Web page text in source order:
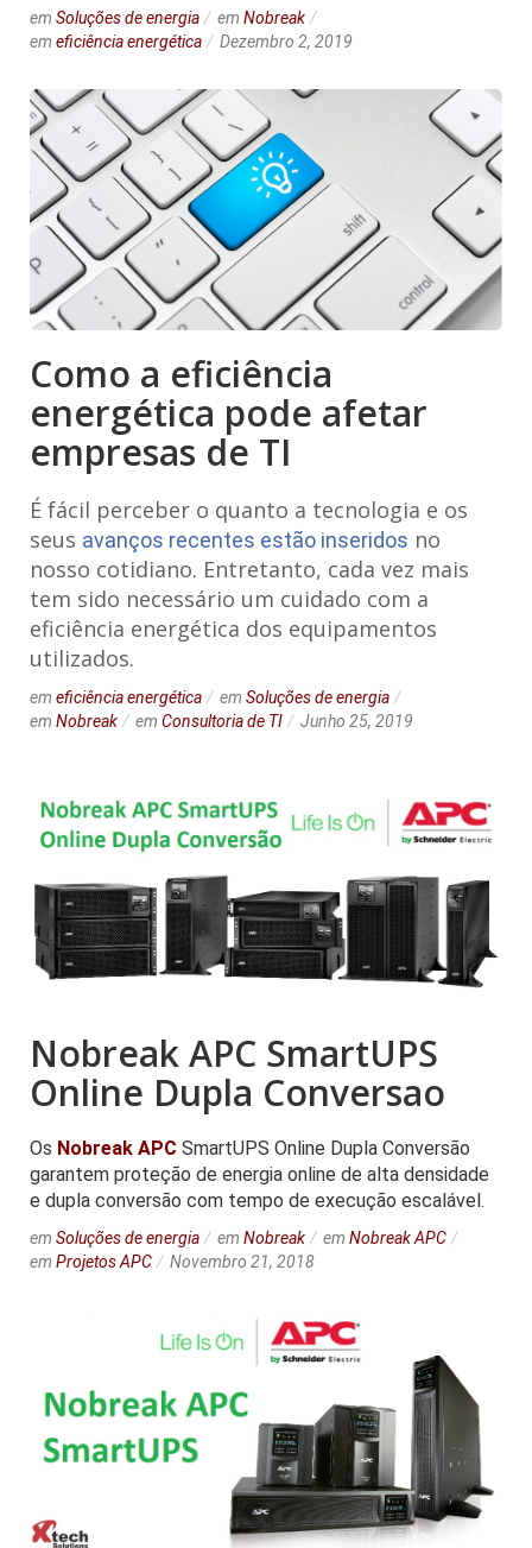
em Soluções de energia em Nobreak
em eficiência energética Dezembro 2, 2019
Como a eficiência
energética pode afetar
empresas de TI
É fácil perceber o quanto a tecnologia e os
seus avanços recentes estão inseridos no
nosso cotidiano. Entretanto, cada vez mais
tem sido necessário um cuidado com a
eficiência energética dos equipamentos
utilizados.
em eficiência energética em Soluções de energia
em Nobreak em Consultoria de TI Junho 25, 2019
Nobreak APC SmartUPS
Online Dupla Conversao
Os Nobreak APC SmartUPS Online Dupla Conversão
garantem proteção de energia online de alta densidade
e dupla conversão com tempo de execução escalável.
em Soluções de energia em Nobreak em Nobreak APC
em Projetos APC Novembro 21, 2018